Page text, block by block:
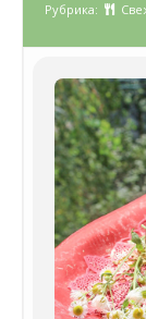
Рубрика: